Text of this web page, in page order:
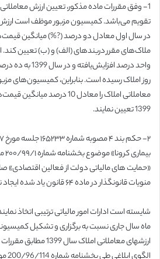
1- وفق مقررات ماده مذکور، تعیین ارزش
تقویم می‌باشد. کمیسیون مزبور موظف است ارزش
در سال اول معادل دو درصد (?%) میانگین
ملاک‌های مقرر دربندهای (الف) و (ب) تعیین
روز املاک رسیده است. بنابراین، کمیسیون‌های
معاملاتی املاک را معادل 10
1399 تعیین نمایند.
«حمایت های مالیاتی دولت از فعالین اقتصادی»
منویات قانون­گذار در ماده ۶۴ قانون یاد شده ایجاد نمی­کند.
شایسته است ادارات امور مالیاتی ترتیبی اتخاذ
ماه سال جاری نسبت به برگزاری و تشکیل
ارزش­های معاملاتی املاک